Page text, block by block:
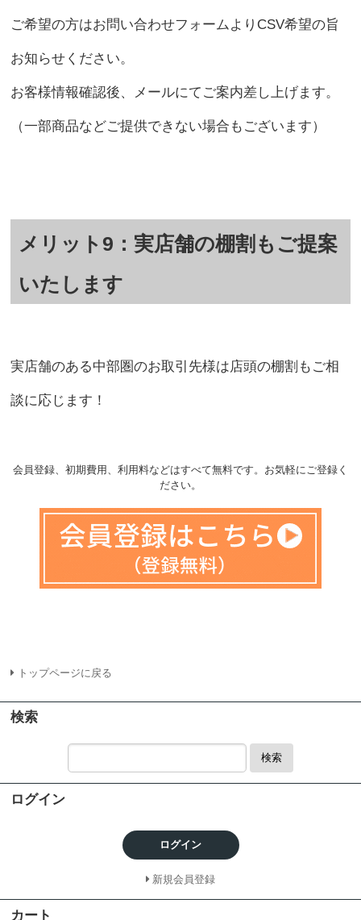
ご希望の方はお問い合わせフォームよりCSV希望の旨
お知らせください。
お客様情報確認後、メールにてご案内差し上げます。
（一部商品などご提供できない場合もございます）
メリット9：実店舗の棚割もご提案
いたします
実店舗のある中部圏のお取引先様は店頭の棚割もご相
談に応じます！
会員登録、初期費用、利用料などはすべて無料です。お気軽にご登録く
ださい。
トップページに戻る
検索
検索
ログイン
ログイン
新規会員登録
カート